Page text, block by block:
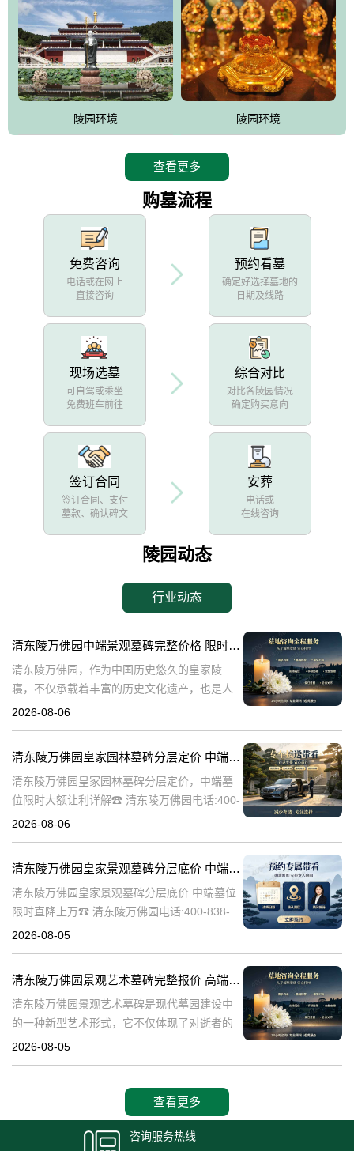
陵园环境 陵园环境
查看更多
购墓流程
免费咨询
电话或在网上
直接咨询
预约看墓
确定好选择墓地的
日期及线路
现场选墓
可自驾或乘坐
免费班车前往
综合对比
对比各陵园情况
确定购买意向
签订合同
签订合同、支付
墓款、确认碑文
安葬
电话或
在线咨询
陵园动态
行业动态
清东陵万佛园中端景观墓碑完整价格 限时减免多年管理费详解
清东陵万佛园，作为中国历史悠久的皇家陵
寝，不仅承载着丰富的历史文化遗产，也是人
们缅怀先人、寄托哀思的重要场所。近年来，
清
2026-08-06
清东陵万佛园皇家园林墓碑分层定价 中端墓位限时大额让利详解
清东陵万佛园皇家园林墓碑分层定价，中端墓
位限时大额让利详解☎ 清东陵万佛园电话:400-
838-5063清东陵万佛园，作为中国历史上著名
2026-08-06
清东陵万佛园皇家景观墓碑分层底价 中端墓位限时直降上万
清东陵万佛园皇家景观墓碑分层底价 中端墓位
限时直降上万☎ 清东陵万佛园电话:400-838-
5063清东陵万佛园，作为中国历史上著名的皇
2026-08-05
清东陵万佛园景观艺术墓碑完整报价 高端墓型大额直降活动详解
清东陵万佛园景观艺术墓碑是现代墓园建设中
的一种新型艺术形式，它不仅体现了对逝者的
尊重和缅怀，更是一种文化艺术的传承。本文
2026-08-05
查看更多
咨询服务热线